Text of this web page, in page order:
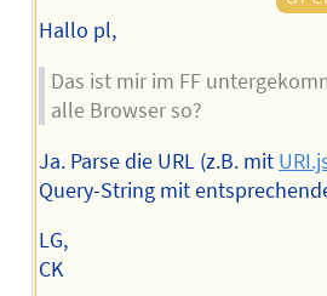
Hallo pl,
Das ist mir im FF
alle Browser so?
Ja. Parse die URL (z.B. mit
Query-String mit
LG,
CK